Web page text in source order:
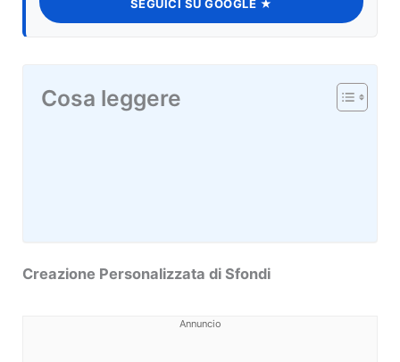
SEGUICI SU GOOGLE ★
Cosa leggere
Creazione Personalizzata di Sfondi
Annuncio